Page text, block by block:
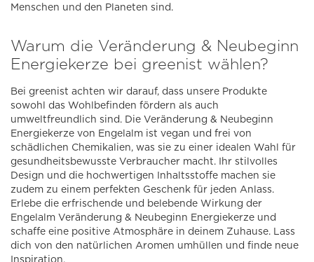
Menschen und den Planeten sind.
Warum die Veränderung & Neubeginn
Energiekerze bei greenist wählen?
Bei greenist achten wir darauf, dass unsere Produkte
sowohl das Wohlbefinden fördern als auch
umweltfreundlich sind. Die Veränderung & Neubeginn
Energiekerze von Engelalm ist vegan und frei von
schädlichen Chemikalien, was sie zu einer idealen Wahl für
gesundheitsbewusste Verbraucher macht. Ihr stilvolles
Design und die hochwertigen Inhaltsstoffe machen sie
zudem zu einem perfekten Geschenk für jeden Anlass.
Erlebe die erfrischende und belebende Wirkung der
Engelalm Veränderung & Neubeginn Energiekerze und
schaffe eine positive Atmosphäre in deinem Zuhause. Lass
dich von den natürlichen Aromen umhüllen und finde neue
Inspiration.